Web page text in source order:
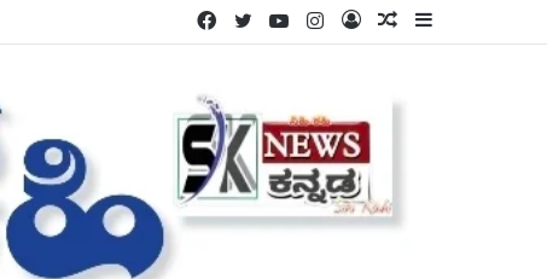
Sidebar
Random
Log
Instagram
YouTube
Twitter
Facebook